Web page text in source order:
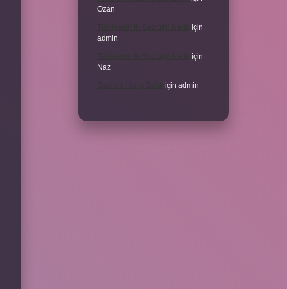
Ozan
için
admin
için
Naz
için admin